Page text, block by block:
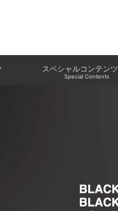
スペシャルコンテンツ
Special Contents